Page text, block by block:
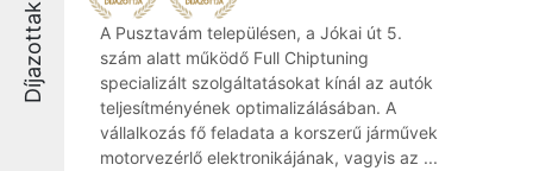
Díjazottak
A Pusztavám településen, a Jókai út 5.
szám alatt működő Full Chiptuning
specializált szolgáltatásokat kínál az autók
teljesítményének optimalizálásában. A
vállalkozás fő feladata a korszerű járművek
motorvezérlő elektronikájának, vagyis az ...